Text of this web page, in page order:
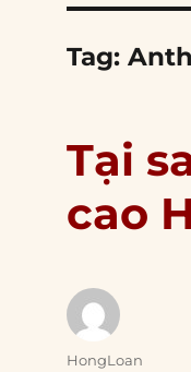
Tag:
Tại
cao
Author
HongLoan